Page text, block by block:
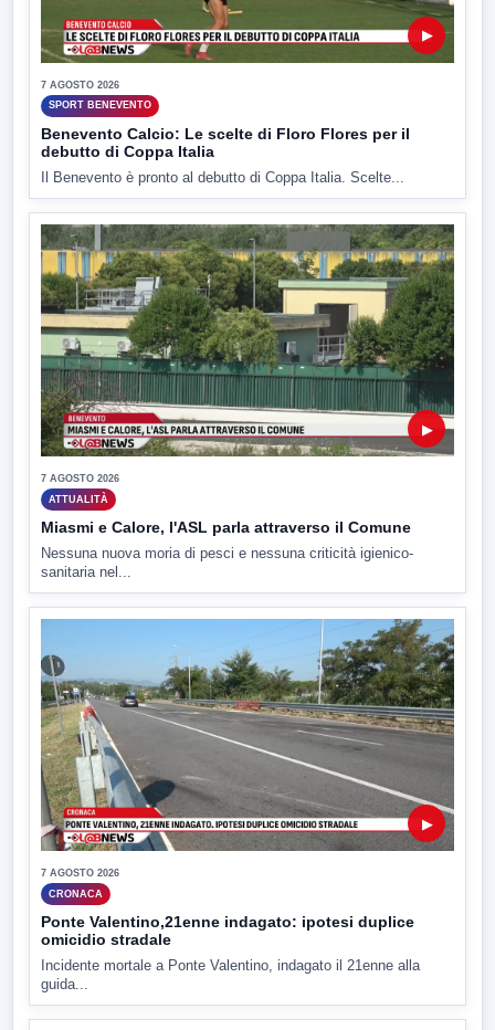
▶
7 AGOSTO 2026
SPORT BENEVENTO
Benevento Calcio: Le scelte di Floro Flores per il
debutto di Coppa Italia
Il Benevento è pronto al debutto di Coppa Italia. Scelte...
▶
7 AGOSTO 2026
ATTUALITÀ
Miasmi e Calore, l'ASL parla attraverso il Comune
Nessuna nuova moria di pesci e nessuna criticità igienico-
sanitaria nel...
▶
7 AGOSTO 2026
CRONACA
Ponte Valentino,21enne indagato: ipotesi duplice
omicidio stradale
Incidente mortale a Ponte Valentino, indagato il 21enne alla
guida...